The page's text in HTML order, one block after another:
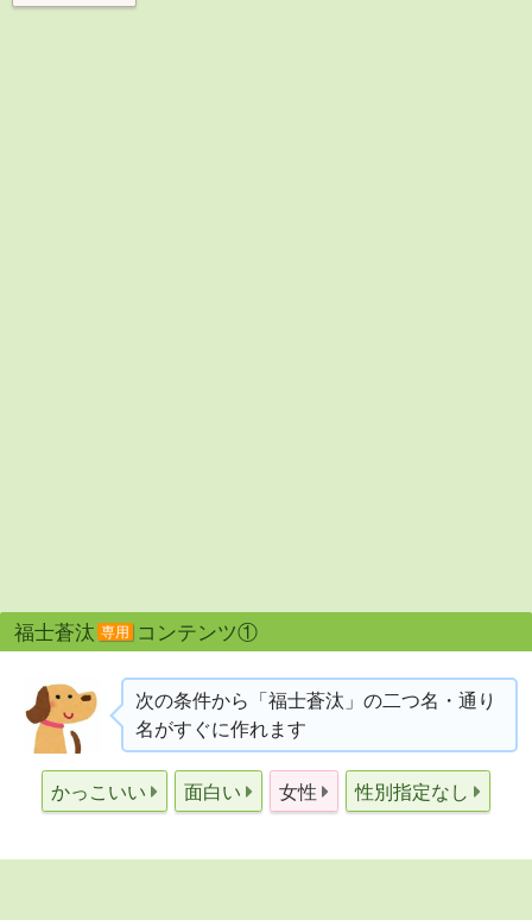
福士蒼汰 専用 コンテンツ①
次の条件から「福士蒼汰」の二つ名・通り
名がすぐに作れます
かっこいい 面白い 女性 性別指定なし